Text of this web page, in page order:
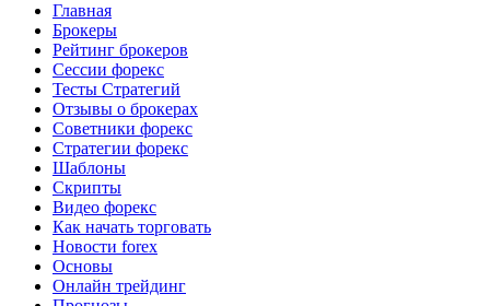
Главная
Брокеры
Рейтинг брокеров
Сессии форекс
Тесты Стратегий
Отзывы о брокерах
Советники форекс
Стратегии форекс
Шаблоны
Скрипты
Видео форекс
Как начать торговать
Новости forex
Основы
Онлайн трейдинг